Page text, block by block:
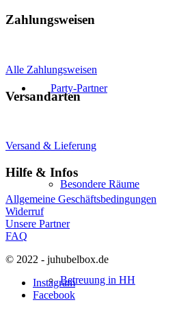
Party-Partner
Besondere Räume
Betreuung in HH
Zahlungsweisen
Alle Zahlungsweisen
Versandarten
Versand & Lieferung
Hilfe & Infos
Allgemeine Geschäftsbedingungen
Widerruf
Unsere Partner
FAQ
© 2022 - juhubelbox.de
Instagram
Facebook